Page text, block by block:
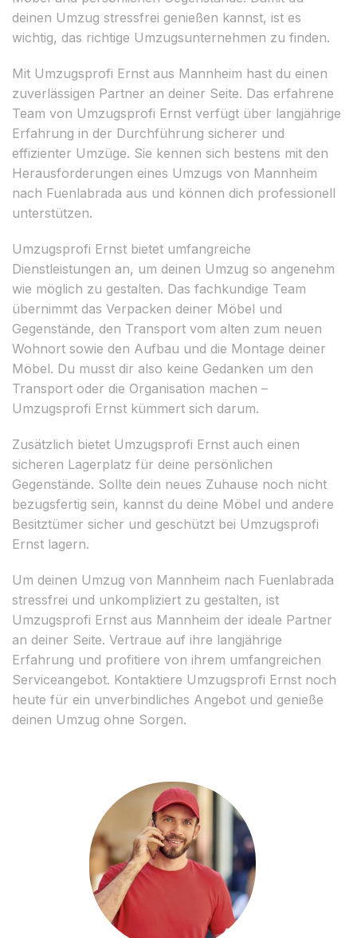
deinen Umzug stressfrei genießen kannst, ist es
wichtig, das richtige Umzugsunternehmen zu finden.
Mit Umzugsprofi Ernst aus Mannheim hast du einen
zuverlässigen Partner an deiner Seite. Das erfahrene
Team von Umzugsprofi Ernst verfügt über langjährige
Erfahrung in der Durchführung sicherer und
effizienter Umzüge. Sie kennen sich bestens mit den
Herausforderungen eines Umzugs von Mannheim
nach Fuenlabrada aus und können dich professionell
unterstützen.
Umzugsprofi Ernst bietet umfangreiche
Dienstleistungen an, um deinen Umzug so angenehm
wie möglich zu gestalten. Das fachkundige Team
übernimmt das Verpacken deiner Möbel und
Gegenstände, den Transport vom alten zum neuen
Wohnort sowie den Aufbau und die Montage deiner
Möbel. Du musst dir also keine Gedanken um den
Transport oder die Organisation machen –
Umzugsprofi Ernst kümmert sich darum.
Zusätzlich bietet Umzugsprofi Ernst auch einen
sicheren Lagerplatz für deine persönlichen
Gegenstände. Sollte dein neues Zuhause noch nicht
bezugsfertig sein, kannst du deine Möbel und andere
Besitztümer sicher und geschützt bei Umzugsprofi
Ernst lagern.
Um deinen Umzug von Mannheim nach Fuenlabrada
stressfrei und unkompliziert zu gestalten, ist
Umzugsprofi Ernst aus Mannheim der ideale Partner
an deiner Seite. Vertraue auf ihre langjährige
Erfahrung und profitiere von ihrem umfangreichen
Serviceangebot. Kontaktiere Umzugsprofi Ernst noch
heute für ein unverbindliches Angebot und genieße
deinen Umzug ohne Sorgen.